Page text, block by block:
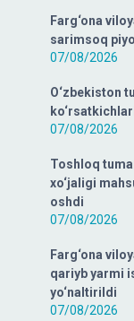
Farg‘ona
sarimsoq
07/08/2026
O‘zbekiston
07/08/2026
Toshloq
xo‘jaligi
oshdi
07/08/2026
Farg‘ona
qariyb yarmi
yo‘naltirildi
07/08/2026